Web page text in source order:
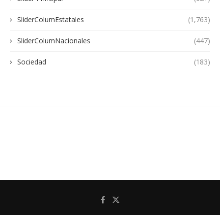
SliderColumEstatales (1,763)
SliderColumNacionales (447)
Sociedad (183)